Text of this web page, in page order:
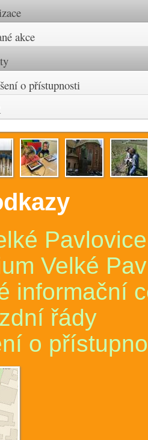
akce
o přístupnosti
Pavlovice
Velké
informační
řády
o